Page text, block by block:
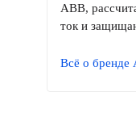
ABB,
ток и
Всё о бренде